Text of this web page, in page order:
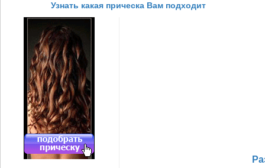
Узнать какая прическа Вам подходит